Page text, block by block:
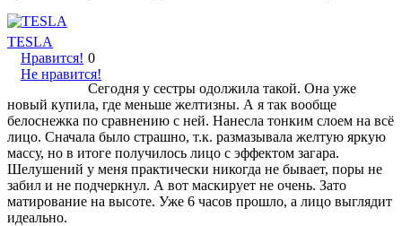
TESLA
Нравится!
Не нравится!
0
Сегодня у сестры одолжила такой. Она уже
новый купила, где меньше желтизны. А я так вообще
белоснежка по сравнению с ней. Нанесла тонким слоем на всё
лицо. Сначала было страшно, т.к. размазывала желтую яркую
массу, но в итоге получилось лицо с эффектом загара.
Шелушений у меня практически никогда не бывает, поры не
забил и не подчеркнул. А вот маскирует не очень. Зато
матирование на высоте. Уже 6 часов прошло, а лицо выглядит
идеально.